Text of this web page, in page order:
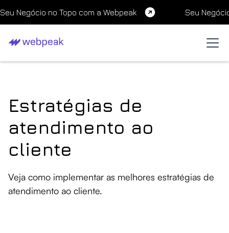
Seu Negócio no Topo com a Webpeak Seu
Estratégias de
atendimento ao
cliente
Veja como implementar as melhores estratégias de
atendimento ao cliente.